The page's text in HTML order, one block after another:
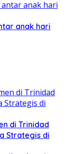
anak hari
di Trinidad
Strategis di